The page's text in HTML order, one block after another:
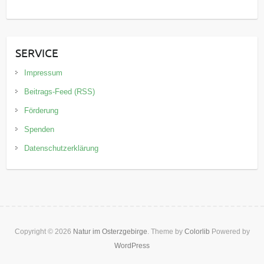
SERVICE
Impressum
Beitrags-Feed (RSS)
Förderung
Spenden
Datenschutzerklärung
Copyright © 2026 Natur im Osterzgebirge . Theme by Colorlib Powered by
WordPress